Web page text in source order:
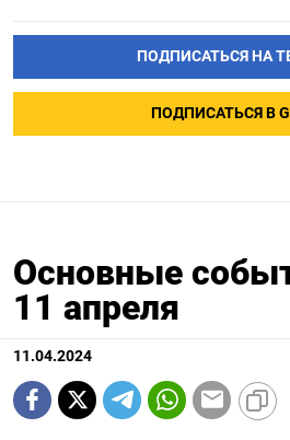
ПОДПИСАТЬСЯ НА
ПОДПИСАТЬСЯ В
Основные
11 апреля
11.04.2024